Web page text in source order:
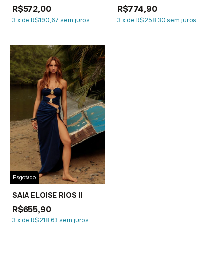
R$572,00
3 xde R$190,67 sem juros
R$774,90
3 xde R$258,30 sem juros
1 /3
Esgotado
SAIA ELOISE RIOS II
R$655,90
3 xde R$218,63 sem juros